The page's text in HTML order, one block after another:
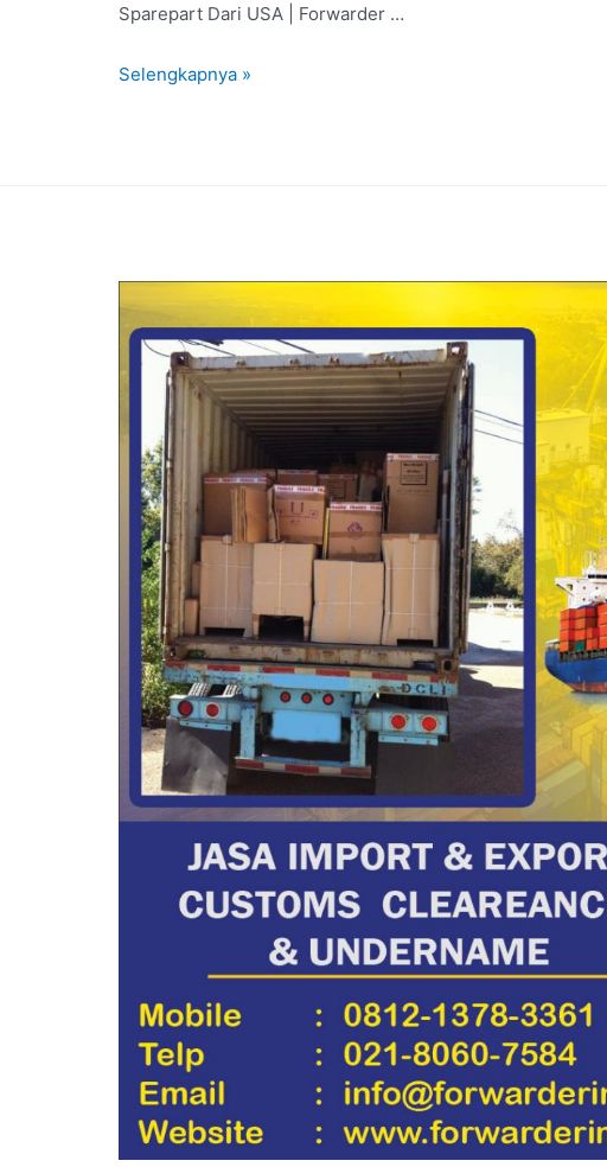
Sparepart Dari USA | Forwarder …
Selengkapnya »